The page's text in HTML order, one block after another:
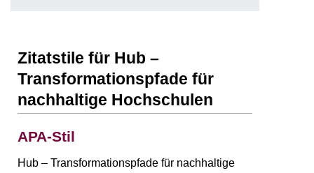
Zitatstile für Hub –
Transformationspfade für
nachhaltige Hochschulen
APA-Stil
Hub – Transformationspfade für nachhaltige